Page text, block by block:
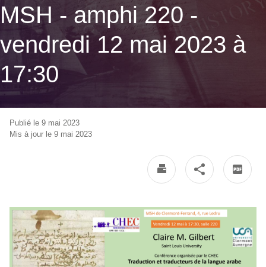
MSH - amphi 220 -
vendredi 12 mai 2023 à
17:30
Publié le 9 mai 2023
Mis à jour le 9 mai 2023